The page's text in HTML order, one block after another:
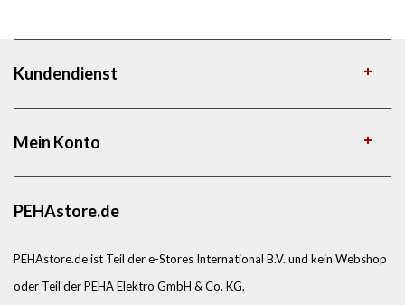
Kundendienst
Mein Konto
PEHAstore.de
PEHAstore.de ist Teil der e-Stores International B.V. und kein Webshop
oder Teil der PEHA Elektro GmbH & Co. KG.